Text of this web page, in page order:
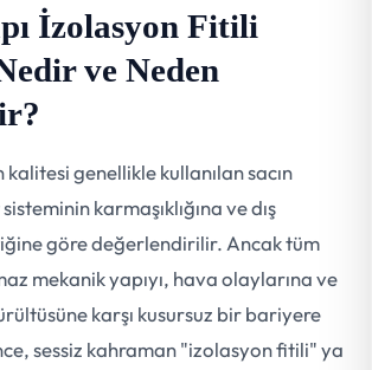
İzolasyon Fitili
ve Neden
kalitesi genellikle kullanılan sacın
karmaşıklığına ve dış
göre değerlendirilir. Ancak tüm
mekanik yapıyı, hava olaylarına ve
karşı kusursuz bir bariyere
sessiz kahraman "izolasyon fitili" ya